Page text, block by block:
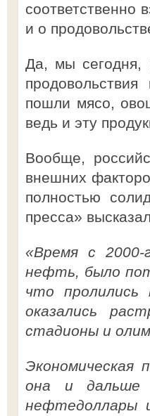
соответственно
и о
Да, мы сегодня,
пошли мясо,
ведь и эту
Вообще,
внешних
полностью
пресса»
«Время с
нефть, было
что
оказались
стадионы и
Экономическая
она и дальше
нефтедоллары